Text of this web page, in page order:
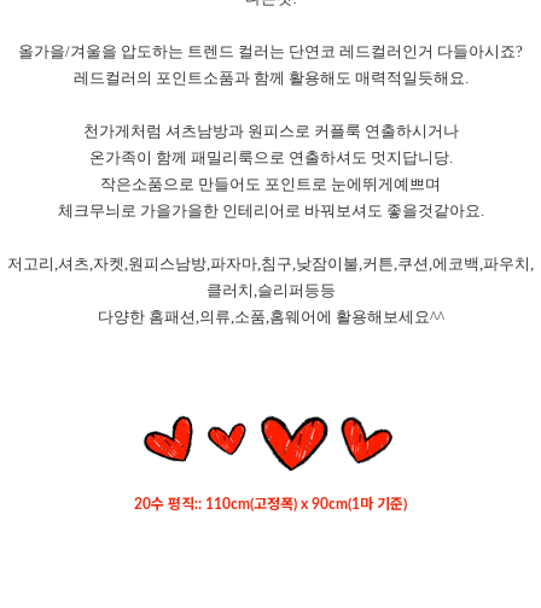
올가을/겨울을 압도하는 트렌드 컬러는 단연코 레드컬러인거 다들아시죠?
레드컬러의 포인트소품과 함께 활용해도 매력적일듯해요.
천가게처럼 셔츠남방과 원피스로 커플룩 연출하시거나
온가족이 함께 패밀리룩으로 연출하셔도 멋지답니당.
작은소품으로 만들어도 포인트로 눈에뛰게예쁘며
체크무늬로 가을가을한 인테리어로 바꿔보셔도 좋을것같아요.
저고리,셔츠,자켓,원피스남방,파자마,침구,낮잠이불,커튼,쿠션,에코백,파우치,
클러치,슬리퍼등등
다양한 홈패션,의류,소품,홈웨어에 활용해보세요^^
20수 평직:: 110cm(고정폭) x 90cm(1마 기준)